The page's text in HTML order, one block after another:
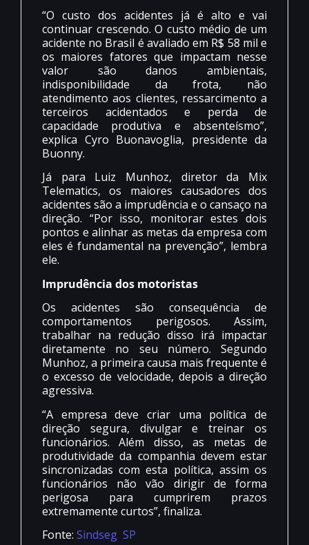
“O custo dos acidentes já é alto e vai
continuar crescendo. O custo médio de um
acidente no Brasil é avaliado em R$ 58 mil e
os maiores fatores que impactam nesse
valor são danos ambientais,
indisponibilidade da frota, não
atendimento aos clientes, ressarcimento a
terceiros acidentados e perda de
capacidade produtiva e absenteísmo”,
explica Cyro Buonavoglia, presidente da
Buonny.
Já para Luiz Munhoz, diretor da Mix
Telematics, os maiores causadores dos
acidentes são a imprudência e o cansaço na
direção. “Por isso, monitorar estes dois
pontos e alinhar as metas da empresa com
eles é fundamental na prevenção”, lembra
ele.
Imprudência dos motoristas
Os acidentes são consequência de
comportamentos perigosos. Assim,
trabalhar na redução disso irá impactar
diretamente no seu número. Segundo
Munhoz, a primeira causa mais frequente é
o excesso de velocidade, depois a direção
agressiva.
“A empresa deve criar uma política de
direção segura, divulgar e treinar os
funcionários. Além disso, as metas de
produtividade da companhia devem estar
sincronizadas com esta política, assim os
funcionários não vão dirigir de forma
perigosa para cumprirem prazos
extremamente curtos”, finaliza.
Fonte: Sindseg SP